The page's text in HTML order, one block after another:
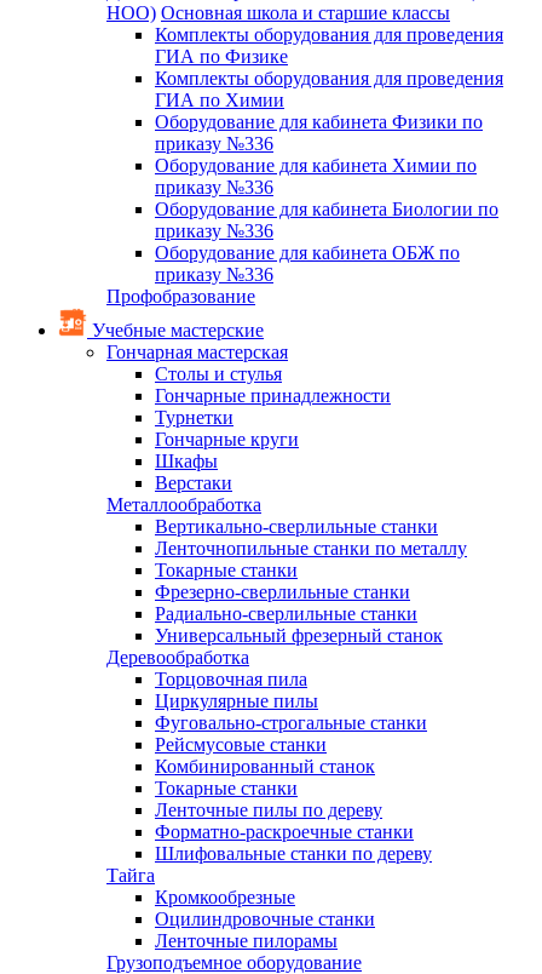
НОО) Основная школа и старшие классы
Комплекты оборудования для проведения
ГИА по Физике
Комплекты оборудования для проведения
ГИА по Химии
Оборудование для кабинета Физики по
приказу №336
Оборудование для кабинета Химии по
приказу №336
Оборудование для кабинета Биологии по
приказу №336
Оборудование для кабинета ОБЖ по
приказу №336
Профобразование
Учебные мастерские
Гончарная мастерская
Столы и стулья
Гончарные принадлежности
Турнетки
Гончарные круги
Шкафы
Верстаки
Металлообработка
Вертикально-сверлильные станки
Ленточнопильные станки по металлу
Токарные станки
Фрезерно-сверлильные станки
Радиально-сверлильные станки
Универсальный фрезерный станок
Деревообработка
Торцовочная пила
Циркулярные пилы
Фуговально-строгальные станки
Рейсмусовые станки
Комбинированный станок
Токарные станки
Ленточные пилы по дереву
Форматно-раскроечные станки
Шлифовальные станки по дереву
Тайга
Кромкообрезные
Оцилиндровочные станки
Ленточные пилорамы
Грузоподъемное оборудование